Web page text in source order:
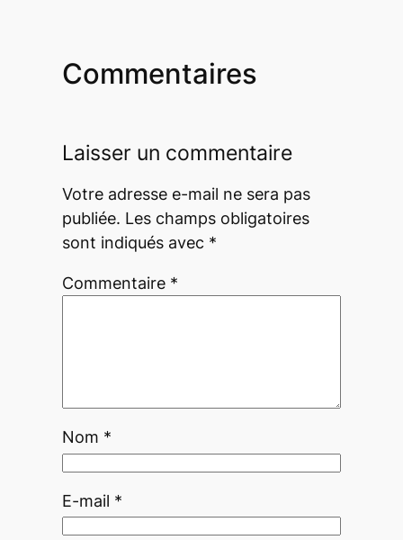
Commentaires
Laisser un commentaire
Votre adresse e-mail ne sera pas
publiée. Les champs obligatoires
sont indiqués avec *
Commentaire *
Nom *
E-mail *